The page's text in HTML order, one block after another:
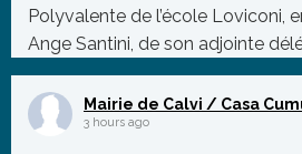
Polyvalente de l’école Loviconi,
Ange Santini, de son adjointe
Scolaires, Sandra Vautier, ainsi
membres du Conseil Municipal.
Mairie de Calvi / Casa
3 hours ago